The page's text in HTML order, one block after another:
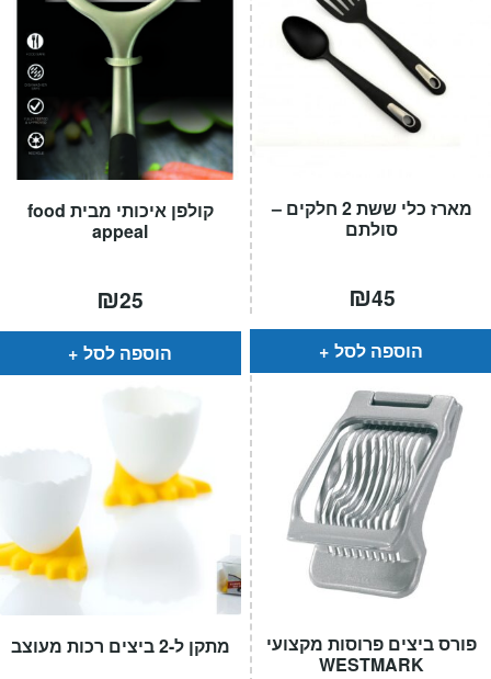
קולפן איכותי מבית food
appeal
₪25
הוספה לסל
מארז כלי ששת 2 חלקים –
סולתם
₪45
הוספה לסל
מתקן ל-2 ביצים רכות מעוצב
פורס ביצים פרוסות מקצועי
WESTMARK